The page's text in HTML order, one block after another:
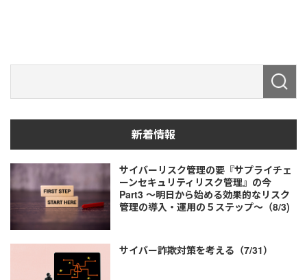
新着情報
サイバーリスク管理の要『サプライチェ
ーンセキュリティリスク管理』の今
Part3 ～明日から始める効果的なリスク
管理の導入・運用の５ステップ～（8/3)
サイバー詐欺対策を考える（7/31）